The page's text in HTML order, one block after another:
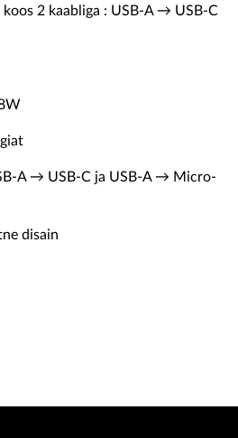
2 kaabliga : USB-A → USB-C
A → USB-C ja USB-A → Micro-
disain